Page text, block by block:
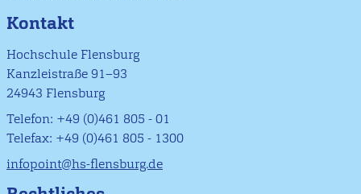
Kontakt
Hochschule Flensburg
Kanzleistraße 91–93
24943 Flensburg
Telefon: +49 (0)461 805 - 01
Telefax: +49 (0)461 805 - 1300
infopoint@hs-flensburg.de